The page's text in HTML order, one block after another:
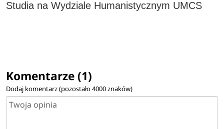
Studia na Wydziale Humanistycznym UMCS
Komentarze (1)
Dodaj komentarz (pozostało4000znaków)